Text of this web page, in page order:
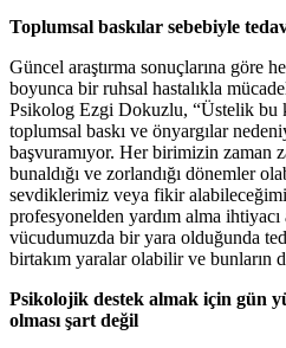
Toplumsal baskılar sebebiyle
Güncel araştırma sonuçlarına göre
boyunca bir ruhsal hastalıkla
Psikolog Ezgi Dokuzlu, “Üstelik bu
toplumsal baskı ve önyargılar
başvuramıyor. Her birimizin zaman
bunaldığı ve zorlandığı dönemler
sevdiklerimiz veya fikir
profesyonelden yardım alma ihtiyacı
vücudumuzda bir yara olduğunda
birtakım yaralar olabilir ve bunların
Psikolojik destek almak için gün
olması şart değil